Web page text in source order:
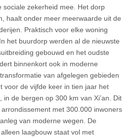
sociale zekerheid mee. Het dorp
haalt onder meer meerwaarde uit de
Praktisch voor elke woning
het buurdorp werden al de nieuwste
gebouwd en het oudste
binnenkort ook in moderne
van afgelegen gebieden
voor de vijfde keer in tien jaar het
de bergen op 300 km van Xi’an. Dit
met 300.000 inwoners
van moderne wegen. De
laagbouw staat vol met